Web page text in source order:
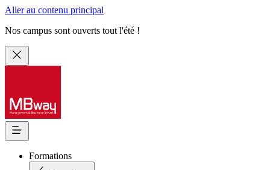
Aller au contenu principal
Nos campus sont ouverts tout l'été !
Formations